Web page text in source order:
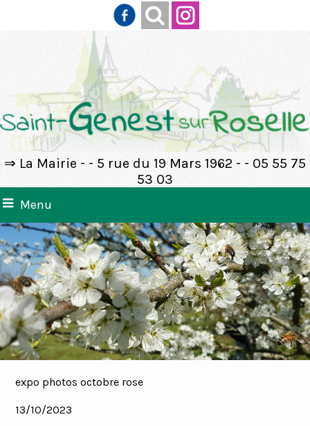
⇒ La Mairie - - 5 rue du 19 Mars 1962 - - 05 55 75
53 03
Menu
expo photos octobre rose
13/10/2023